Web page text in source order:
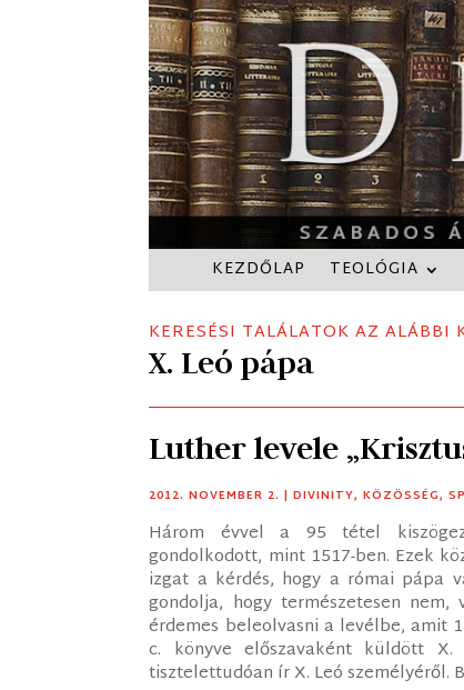
KEZDŐLAP TEOLÓGIA
KERESÉSI TALÁLATOK AZ ALÁBBI
X. Leó pápa
Luther levele
2012. NOVEMBER 2. |DIVINITY,KÖZÖSSÉG,
Három évvel a 95 tétel
gondolkodott, mint 1517-ben. Ezek
izgat a kérdés, hogy a római pápa
gondolja, hogy természetesen
érdemes beleolvasni a levélbe, amit
c. könyve előszavaként küldött
tisztelettudóan ír X. Leó személyéről.